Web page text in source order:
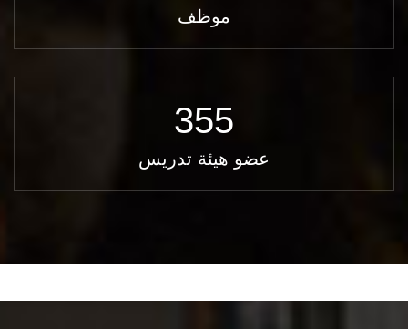
موظف
355
عضو هيئة تدريس